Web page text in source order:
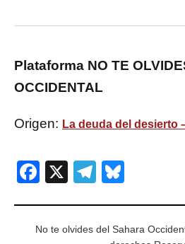
Plataforma NO TE
OCCIDENTAL
Origen: La deuda del desierto
Facebook
X Telegram
No te olvides del Sahara